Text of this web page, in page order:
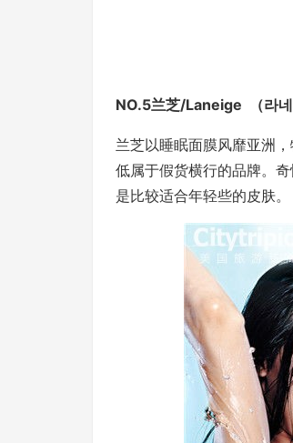
NO.5兰芝/Laneige （라네
兰芝以睡眠面膜风靡亚洲
低属于假货横行的品牌。
是比较适合年轻些的皮肤。